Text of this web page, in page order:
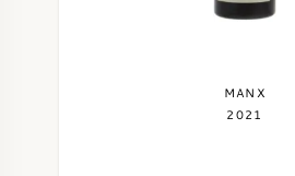
MANX
2021